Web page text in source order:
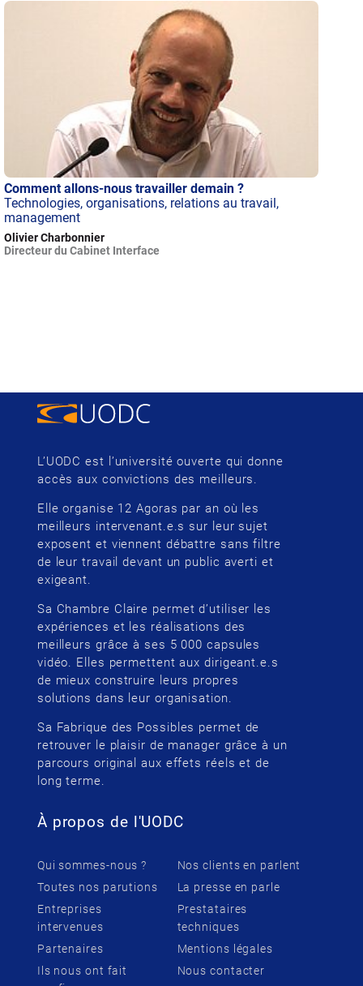
Comment allons-nous travailler demain ?
Technologies, organisations, relations au travail,
management
Olivier Charbonnier
Directeur du Cabinet Interface
L’UODC est l’université ouverte qui donne
accès aux convictions des meilleurs.
Elle organise 12 Agoras par an où les
meilleurs intervenant.e.s sur leur sujet
exposent et viennent débattre sans filtre
de leur travail devant un public averti et
exigeant.
Sa Chambre Claire permet d’utiliser les
expériences et les réalisations des
meilleurs grâce à ses 5 000 capsules
vidéo. Elles permettent aux dirigeant.e.s
de mieux construire leurs propres
solutions dans leur organisation.
Sa Fabrique des Possibles permet de
retrouver le plaisir de manager grâce à un
parcours original aux effets réels et de
long terme.
À propos de l'UODC
Qui sommes-nous ?
Toutes nos parutions
Entreprises
intervenues
Partenaires
Ils nous ont fait
Nos clients en parlent
La presse en parle
Prestataires
techniques
Mentions légales
Nous contacter